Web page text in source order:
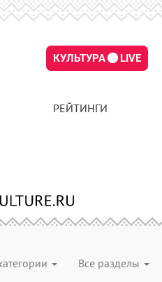
КУЛЬТУРА LIVE
РЕЙТИНГИ
Все разделы